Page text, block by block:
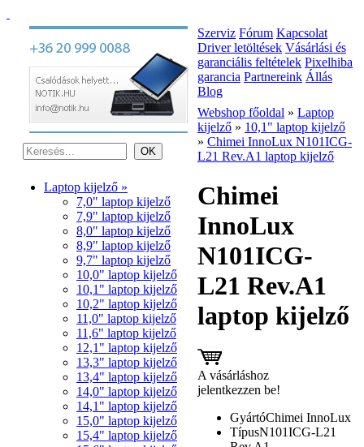
Laptop kijelző »
7,0" laptop kijelző
7,9" laptop kijelző
8,0" laptop kijelző
8,9" laptop kijelző
9,7" laptop kijelző
10,0" laptop kijelző
10,1" laptop kijelző
10,2" laptop kijelző
11,0" laptop kijelző
11,6" laptop kijelző
12,1" laptop kijelző
13,3" laptop kijelző
13,4" laptop kijelző
14,0" laptop kijelző
14,1" laptop kijelző
15,0" laptop kijelző
15,4" laptop kijelző
Szerviz Fórum Kapcsolat
Driver letöltések Vásárlási és
garanciális feltételek Pixelhiba
garancia Partnereink Állás
Blog
Webshop főoldal » Laptop
kijelző » 10,1" laptop kijelző
» Chimei InnoLux N101ICG-
L21 Rev.A1 laptop kijelző
Chimei
InnoLux
N101ICG-
L21 Rev.A1
laptop kijelző
A vásárláshoz
jelentkezzen be!
GyártóChimei InnoLux
TípusN101ICG-L21